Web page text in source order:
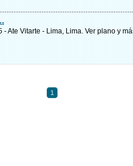
- Ate Vitarte - Lima, Lima. Ver plano y
1